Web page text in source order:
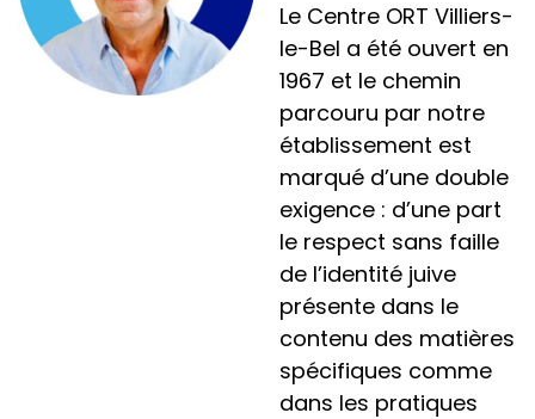
Le Centre ORT Villiers-
le-Bel a été ouvert en
1967 et le chemin
parcouru par notre
établissement est
marqué d’une double
exigence : d’une part
le respect sans faille
de l’identité juive
présente dans le
contenu des matières
spécifiques comme
dans les pratiques